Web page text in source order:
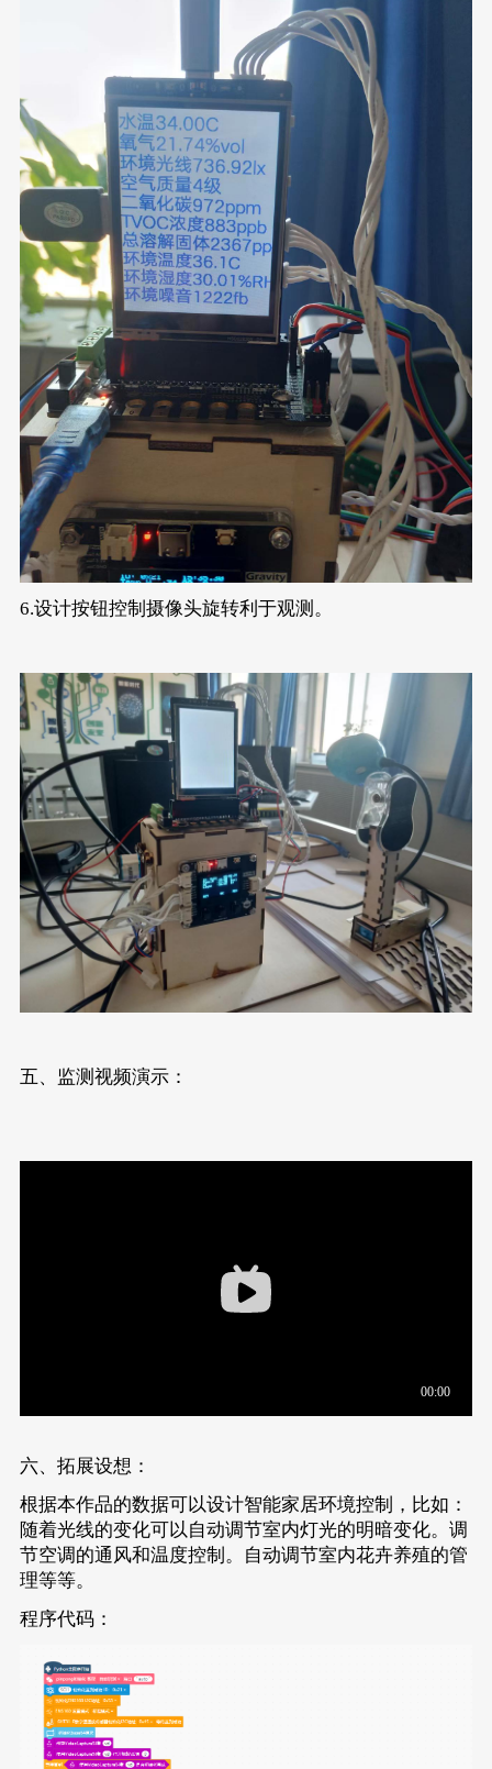
6.设计按钮控制摄像头旋转利于观测。
五、监测视频演示：
六、拓展设想：
根据本作品的数据可以设计智能家居环境控制，比如：
随着光线的变化可以自动调节室内灯光的明暗变化。调
节空调的通风和温度控制。自动调节室内花卉养殖的管
理等等。
程序代码：